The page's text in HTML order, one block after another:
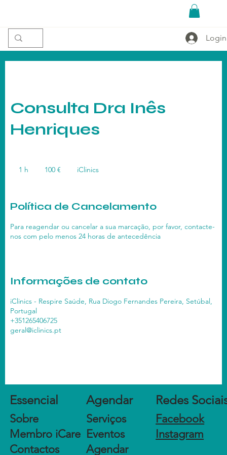
Login
Consulta Dra Inês
Henriques
1 h 100 € iClinics
Política de Cancelamento
Para reagendar ou cancelar a sua marcação, por favor, contacte-
nos com pelo menos 24 horas de antecedência
Informações de contato
iClinics - Respire Saúde, Rua Diogo Fernandes Pereira, Setúbal,
Portugal
+351265406725
geral@iclinics.pt
Essencial
Sobre
Membro iCare
Contactos
Agendar
Serviços
Eventos
Agendar
Redes
Facebook
Instagram